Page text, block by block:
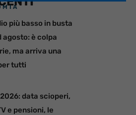
più basso in busta
agosto: è colpa
ma arriva una
tutti
data scioperi,
e pensioni, le